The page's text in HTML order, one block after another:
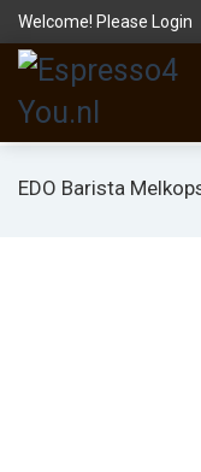
Welcome! Please Login
EDO Barista